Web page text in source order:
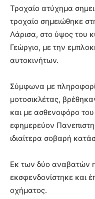
Τροχαίο ατύχημα
τροχαίο σημειώθηκε
Λάρισα, στο ύψος του
Γεώργιο, με την
αυτοκινήτων.
Σύμφωνα με
μοτοσικλέτας,
και με ασθενοφόρο
εφημερεύον
ιδιαίτερα σοβαρή
Εκ των δύο αναβατών
εκσφενδονίστηκε και
οχήματος.